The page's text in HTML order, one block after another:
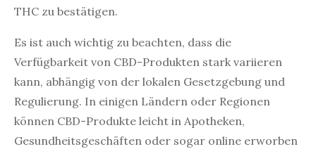
THC zu bestätigen.
Es ist auch wichtig zu beachten, dass die
Verfügbarkeit von CBD-Produkten stark variieren
kann, abhängig von der lokalen Gesetzgebung und
Regulierung. In einigen Ländern oder Regionen
können CBD-Produkte leicht in Apotheken,
Gesundheitsgeschäften oder sogar online erworben